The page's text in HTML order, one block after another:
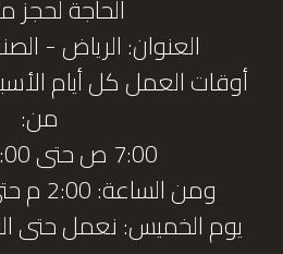
الحاجة
العنوان: الرياض -
أوقات العمل كل أيام
من:
7:00 ص حتى 12:00 ظهراً
ومن الساعة: 2:00 م حتى 7:00 مساءاً.
يوم الخميس: نعمل حتى الساعة